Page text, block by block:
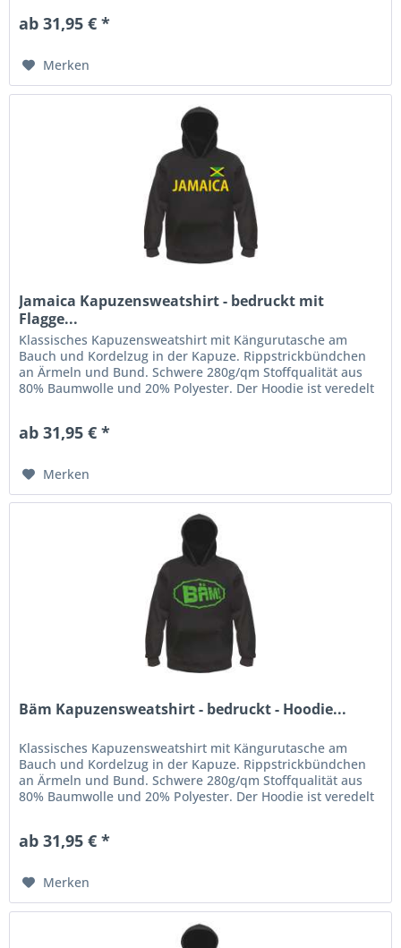
ab 31,95 € *
Merken
Jamaica Kapuzensweatshirt - bedruckt mit
Flagge...
Klassisches Kapuzensweatshirt mit Kängurutasche am
Bauch und Kordelzug in der Kapuze. Rippstrickbündchen
an Ärmeln und Bund. Schwere 280g/qm Stoffqualität aus
80% Baumwolle und 20% Polyester. Der Hoodie ist veredelt
ab 31,95 € *
Merken
Bäm Kapuzensweatshirt - bedruckt - Hoodie...
Klassisches Kapuzensweatshirt mit Kängurutasche am
Bauch und Kordelzug in der Kapuze. Rippstrickbündchen
an Ärmeln und Bund. Schwere 280g/qm Stoffqualität aus
80% Baumwolle und 20% Polyester. Der Hoodie ist veredelt
ab 31,95 € *
Merken